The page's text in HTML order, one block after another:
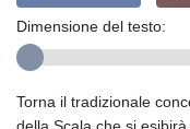
Dimensione del testo:
Torna il tradizionale